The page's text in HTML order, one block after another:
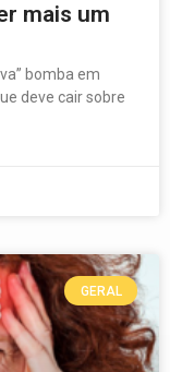
mais um
bomba em
deve cair sobre
GERAL